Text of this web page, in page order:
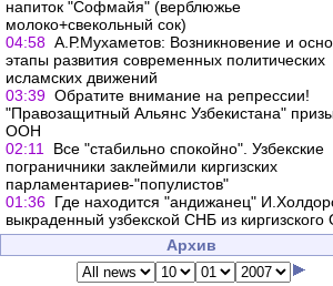
напиток "Софмайя" (верблюжье
молоко+свекольный сок)
04:58 А.Р.Мухаметов: Возникновение и
этапы развития современных политических
исламских движений
03:39 Обратите внимание на репрессии!
"Правозащитный Альянс Узбекистана"
ООН
02:11
Все "стабильно спокойно". Узбекские
пограничники заклеймили киргизских
парламентариев-"популистов"
01:36 Где находится "андижанец"
выкраденный узбекской СНБ из
Архив